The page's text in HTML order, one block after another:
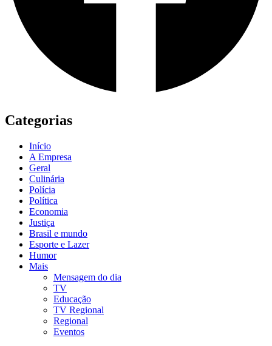
Categorias
Início
A Empresa
Geral
Culinária
Polícia
Política
Economia
Justiça
Brasil e mundo
Esporte e Lazer
Humor
Mais
Mensagem do dia
TV
Educação
TV Regional
Regional
Eventos